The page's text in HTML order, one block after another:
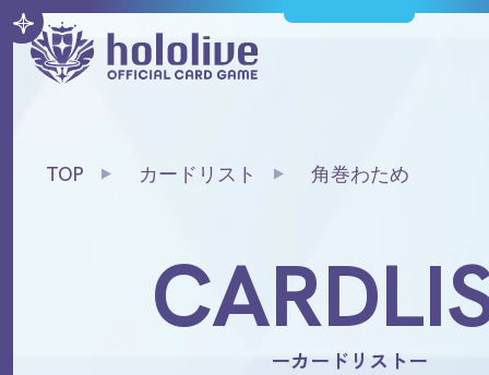
TOP カードリスト 角巻わため
ーカードリストー